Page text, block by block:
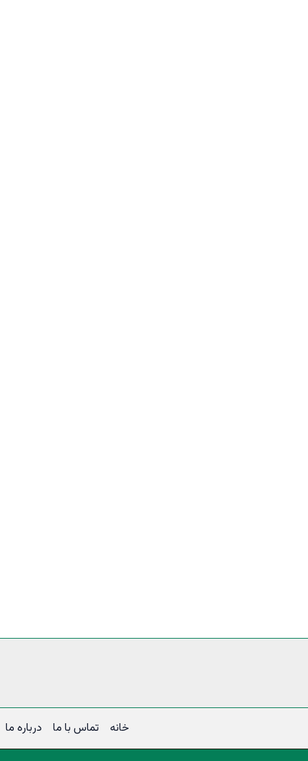
خانه تماس با ما درباره ما